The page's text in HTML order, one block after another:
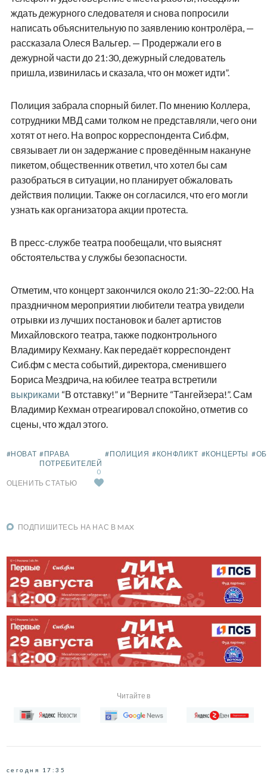
ждать дежурного следователя и снова попросили
написать объяснительную по заявлению контролёра, —
рассказала Олеся Вальгер. — Продержали его в
дежурной части до 21:30, дежурный следователь
пришла, извинилась и сказала, что он может идти”.
Полиция забрала спорный билет. По мнению Коллера,
сотрудники МВД сами толком не представляли, чего они
хотят от него. На вопрос корреспондента Сиб.фм,
связывает ли он задержание с проведённым накануне
пикетом, общественник ответил, что хотел бы сам
разобраться в ситуации, но планирует обжаловать
действия полиции. Также он согласился, что его могли
узнать как организатора акции протеста.
В пресс-службе театра пообещали, что выяснят
обстоятельства у службы безопасности.
Отметим, что концерт закончился около 21:30–22:00. На
праздничном мероприятии любители театра увидели
отрывки из лучших постановок и балет артистов
Михайловского театра, также подконтрольного
Владимиру Кехману. Как передаёт корреспондент
Сиб.фм с места событий, директора, сменившего
Бориса Мездрича, на юбилее театра встретили
выкриками “В отставку!” и “Верните “Тангейзера!”. Сам
Владимир Кехман отреагировал спокойно, отметив со
сцены, что ждал этого.
#НОВАТ #ПРАВА
ПОТРЕБИТЕЛЕЙ
#ПОЛИЦИЯ #КОНФЛИКТ #КОНЦЕРТЫ
ОЦЕНИТЬ СТАТЬЮ
0
ПОДПИШИТЕСЬ НА НАС В MAX
Читайте в
сегодня 17:35